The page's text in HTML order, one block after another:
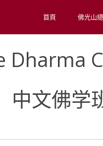
首頁 佛光山
Dharma
中文佛学